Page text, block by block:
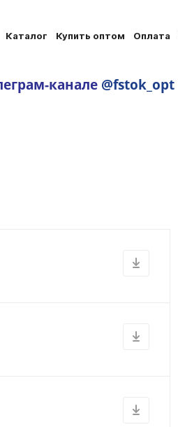
Каталог Купить оптом Оплата
канале @fstok_opt